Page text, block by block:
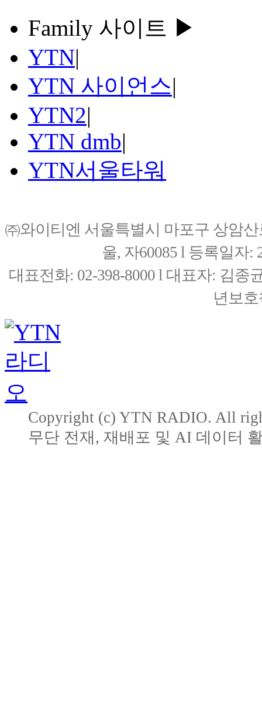
Family 사이트 ▶
YTN|
YTN 사이언스|
YTN2|
YTN dmb|
YTN서울타워
㈜와이티엔 서울특별시 마포구 상암
울, 자60085 l 등록일자:
대표전화: 02-398-8000 l 대표자: 김종
년보
Copyright (c) YTN RADIO. All
무단 전재, 재배포 및 AI 데이터